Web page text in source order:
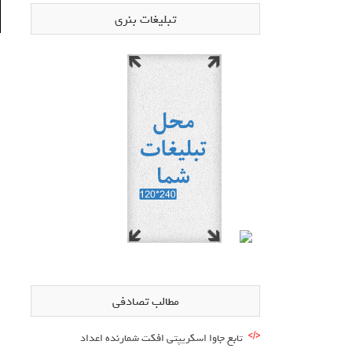
تبلیغات بنری
مطالب تصادفی
تابع جاوا اسکریپتی افکت شمارنده اعداد